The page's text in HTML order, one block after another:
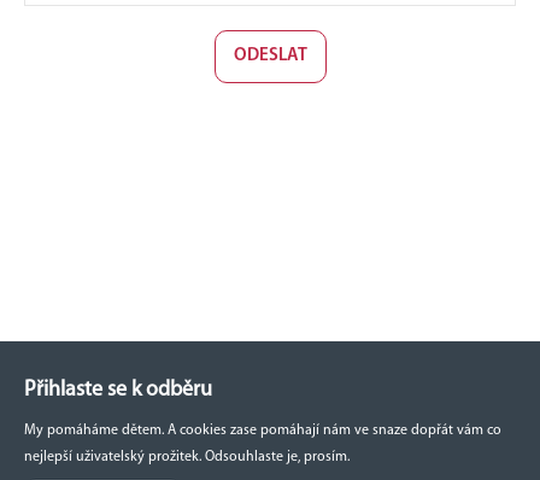
Přihlaste se k odběru
My pomáháme dětem. A cookies zase pomáhají nám ve snaze dopřát vám co
nejlepší uživatelský prožitek. Odsouhlaste je, prosím.